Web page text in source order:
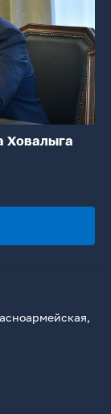
Ховалыга